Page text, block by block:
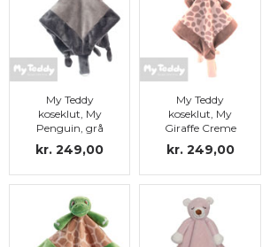
My Teddy
koseklut, My
Penguin, grå
kr. 249,00
My Teddy
koseklut, My
Giraffe Creme
kr. 249,00